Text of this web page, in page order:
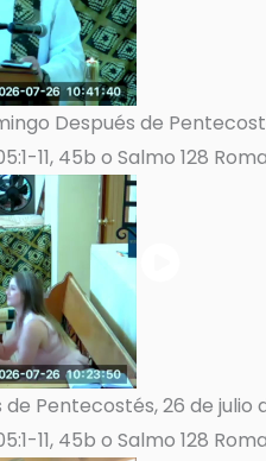
Después de
11, 45b o Salmo 128
Pentecostés, 26 de julio
11, 45b o Salmo 128